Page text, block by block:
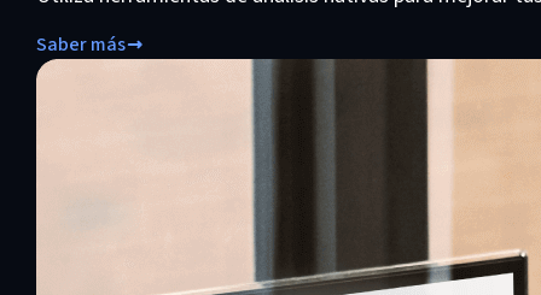
Saber más